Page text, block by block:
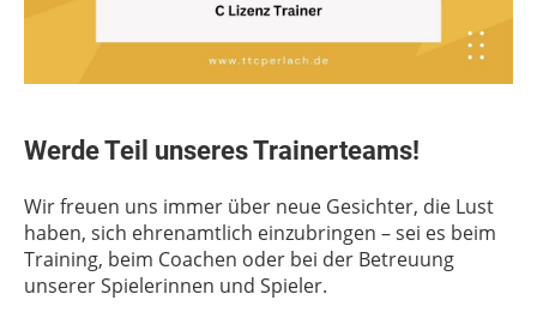
Werde Teil unseres Trainerteams!
Wir freuen uns immer über neue Gesichter, die Lust
haben, sich ehrenamtlich einzubringen – sei es beim
Training, beim Coachen oder bei der Betreuung
unserer Spielerinnen und Spieler.